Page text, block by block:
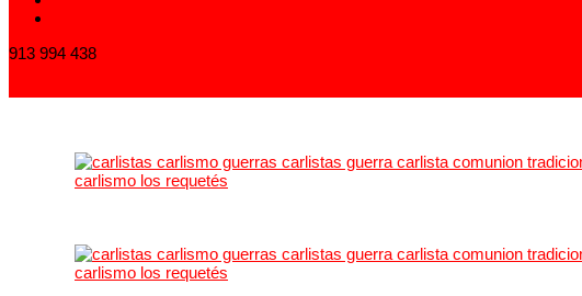
913 994 438